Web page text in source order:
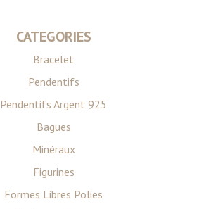
CATEGORIES
Bracelet
Pendentifs
Pendentifs Argent 925
Bagues
Minéraux
Figurines
Formes Libres Polies